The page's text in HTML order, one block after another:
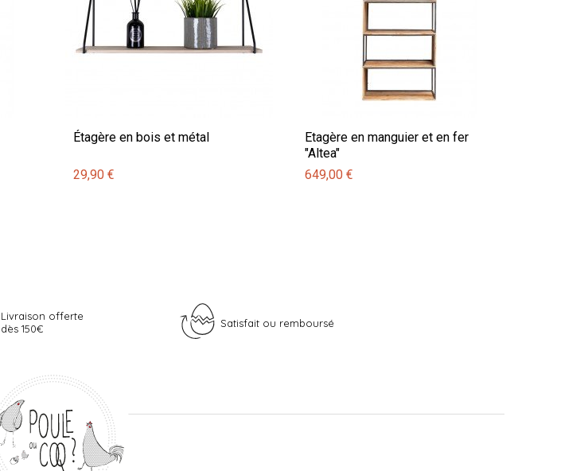
Étagère en bois et métal
29,90 €
Etagère en manguier et en fer
"Altea"
649,00 €
Livraison offerte
dès 150€
Satisfait ou remboursé